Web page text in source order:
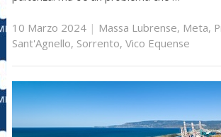
10 Marzo 2024| Massa Lubrense, Meta,
Sant'Agnello, Sorrento, Vico Equense